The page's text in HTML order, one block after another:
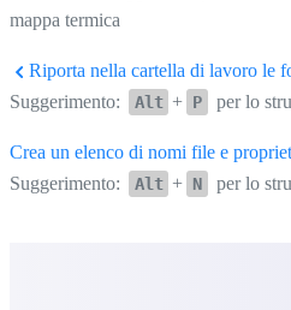
mappa termica
Riporta nella cartella di lavoro le
Suggerimento:
Alt + P per lo
Crea un elenco di nomi file e
Suggerimento:
Alt + N per lo